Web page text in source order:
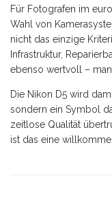
Für Fotografen im
Wahl von
nicht das einzige
Infrastruktur,
ebenso wertvoll –
Die Nikon D5 wird
sondern ein Symbol
zeitlose Qualität
ist das eine